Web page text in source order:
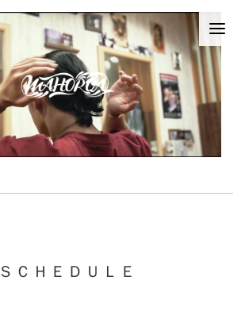
ＳＣＨＥＤＵＬＥ